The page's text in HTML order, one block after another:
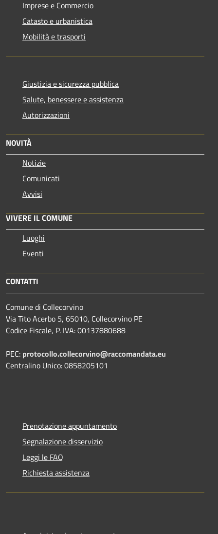
Imprese e Commercio
Catasto e urbanistica
Mobilità e trasporti
Giustizia e sicurezza pubblica
Salute, benessere e assistenza
Autorizzazioni
NOVITÀ
Notizie
Comunicati
Avvisi
VIVERE IL COMUNE
Luoghi
Eventi
CONTATTI
Comune di Collecorvino
Via Tito Acerbo 5, 65010, Collecorvino PE
Codice Fiscale, P. IVA: 00137880688
PEC: protocollo.collecorvino@raccomandata.eu
Centralino Unico: 0858205101
Prenotazione appuntamento
Segnalazione disservizio
Leggi le FAQ
Richiesta assistenza